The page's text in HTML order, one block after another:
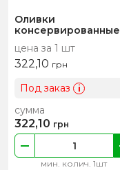
Оливки
консервированные
цена за 1 шт
322,10 грн
Под заказ i
мин. колич. 1шт
сумма
322,10 грн